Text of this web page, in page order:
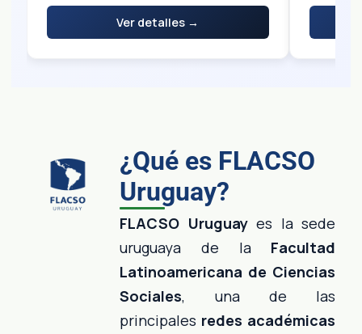
Ver detalles →
¿Qué es FLACSO
Uruguay?
FLACSO Uruguayes la sede
uruguaya de la Facultad
Latinoamericana de Ciencias
Sociales, una de las
principales redes académicas